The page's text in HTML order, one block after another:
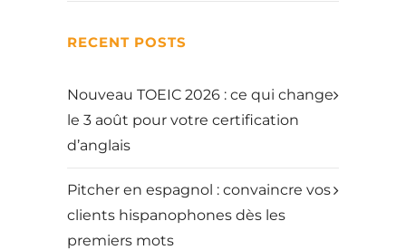
RECENT POSTS
Nouveau TOEIC 2026 : ce qui change
le 3 août pour votre certification
d’anglais
Pitcher en espagnol : convaincre vos
clients hispanophones dès les
premiers mots